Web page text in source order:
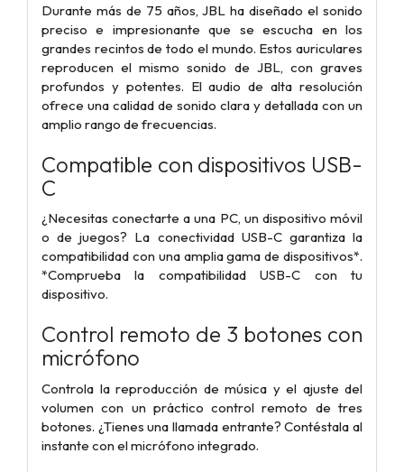
Durante más de 75 años, JBL ha diseñado el sonido
preciso e impresionante que se escucha en los
grandes recintos de todo el mundo. Estos auriculares
reproducen el mismo sonido de JBL, con graves
profundos y potentes. El audio de alta resolución
ofrece una calidad de sonido clara y detallada con un
amplio rango de frecuencias.
Compatible con dispositivos USB-
C
¿Necesitas conectarte a una PC, un dispositivo móvil
o de juegos? La conectividad USB-C garantiza la
compatibilidad con una amplia gama de dispositivos*.
*Comprueba la compatibilidad USB-C con tu
dispositivo.
Control remoto de 3 botones con
micrófono
Controla la reproducción de música y el ajuste del
volumen con un práctico control remoto de tres
botones. ¿Tienes una llamada entrante? Contéstala al
instante con el micrófono integrado.